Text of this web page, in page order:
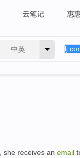
云笔记 惠
中英
she receives an email